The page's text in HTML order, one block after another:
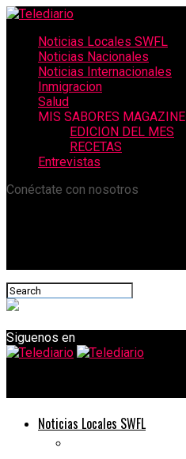
Noticias Locales SWFL
Noticias Nacionales
Noticias Internacionales
Inmigracion
Salud
MIS SABORES MAGAZINE
EDICION DEL MES
RECETAS
Entrevistas
Conéctate con nosotros
Siguenos en
Noticias Locales SWFL